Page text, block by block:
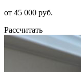
от 45 000 руб.
Рассчитать